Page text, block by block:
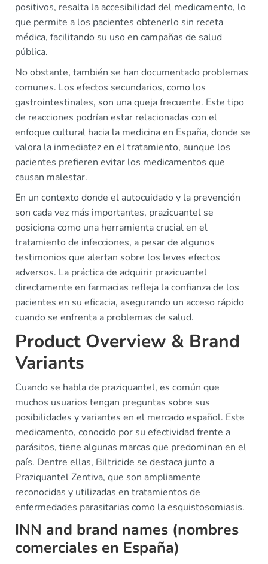
positivos, resalta la accesibilidad del medicamento, lo
que permite a los pacientes obtenerlo sin receta
médica, facilitando su uso en campañas de salud
pública.
No obstante, también se han documentado problemas
comunes. Los efectos secundarios, como los
gastrointestinales, son una queja frecuente. Este tipo
de reacciones podrían estar relacionadas con el
enfoque cultural hacia la medicina en España, donde se
valora la inmediatez en el tratamiento, aunque los
pacientes prefieren evitar los medicamentos que
causan malestar.
En un contexto donde el autocuidado y la prevención
son cada vez más importantes, prazicuantel se
posiciona como una herramienta crucial en el
tratamiento de infecciones, a pesar de algunos
testimonios que alertan sobre los leves efectos
adversos. La práctica de adquirir prazicuantel
directamente en farmacias refleja la confianza de los
pacientes en su eficacia, asegurando un acceso rápido
cuando se enfrenta a problemas de salud.
Product Overview & Brand
Variants
Cuando se habla de praziquantel, es común que
muchos usuarios tengan preguntas sobre sus
posibilidades y variantes en el mercado español. Este
medicamento, conocido por su efectividad frente a
parásitos, tiene algunas marcas que predominan en el
país. Dentre ellas, Biltricide se destaca junto a
Praziquantel Zentiva, que son ampliamente
reconocidas y utilizadas en tratamientos de
enfermedades parasitarias como la esquistosomiasis.
INN and brand names (nombres
comerciales en España)